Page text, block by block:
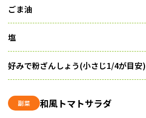
ごま油
塩
好みで粉ざんしょう(小さじ1/4が目安)
副菜 和風トマトサラダ